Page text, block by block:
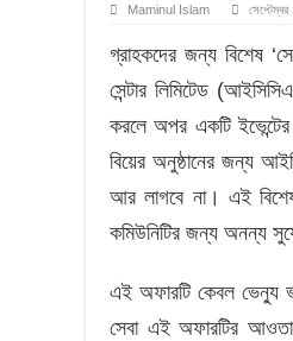
Maminul Islam
গ্রাহকদের জন্য বিশেষ
সেন্টার লিমিটেড
করলে অপর একটি
বিয়ের অনুষ্ঠানের জন্য
আর লাগবে না। এই
কমিউনিটির জন্য অনন্য
এই অফারটি কেবল ভেন্যু
সেবা এই অফারটির